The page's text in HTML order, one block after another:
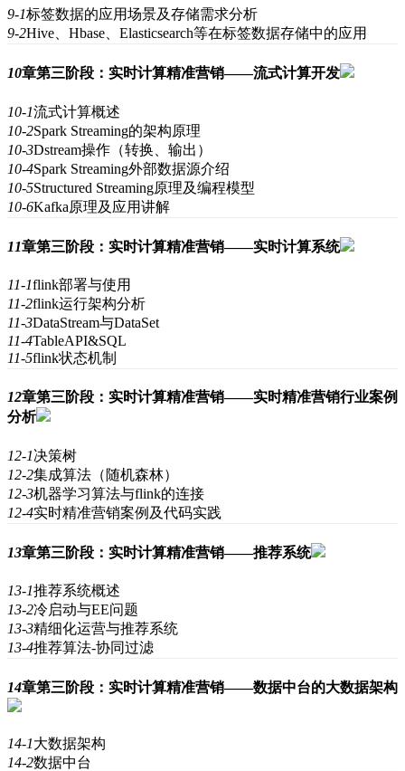
9-1标签数据的应用场景及存储需求分析
9-2Hive、Hbase、Elasticsearch等在标签数据存储中的应用
10章第三阶段：实时计算精准营销——流式计算开发
10-1流式计算概述
10-2Spark Streaming的架构原理
10-3Dstream操作（转换、输出）
10-4Spark Streaming外部数据源介绍
10-5Structured Streaming原理及编程模型
10-6Kafka原理及应用讲解
11章第三阶段：实时计算精准营销——实时计算系统
11-1flink部署与使用
11-2flink运行架构分析
11-3DataStream与DataSet
11-4TableAPI&SQL
11-5flink状态机制
12章第三阶段：实时计算精准营销——实时精准营销行业案例
分析
12-1决策树
12-2集成算法（随机森林）
12-3机器学习算法与flink的连接
12-4实时精准营销案例及代码实践
13章第三阶段：实时计算精准营销——推荐系统
13-1推荐系统概述
13-2冷启动与EE问题
13-3精细化运营与推荐系统
13-4推荐算法-协同过滤
14章第三阶段：实时计算精准营销——数据中台的大数据架构
14-1大数据架构
14-2数据中台